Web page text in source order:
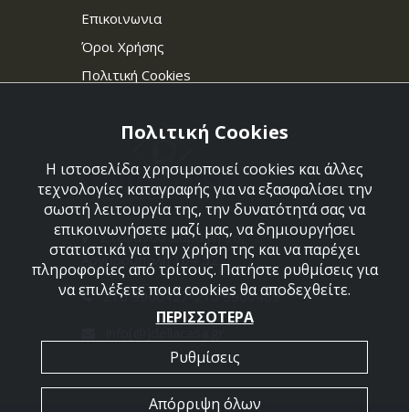
Επικοινωνια
Όροι Χρήσης
Πολιτική Cookies
Στεφάνου Σαράφη 36,
Αργυρούπολη 164 52
210 9960427-210 9960489
Πολιτική Cookies
Η ιστοσελίδα χρησιμοποιεί cookies και άλλες
τεχνολογίες καταγραφής για να εξασφαλίσει την
σωστή λειτουργία της, την δυνατότητά σας να
επικοινωνήσετε μαζί μας, να δημιουργήσει
στατιστικά για την χρήση της και να παρέχει
πληροφορίες από τρίτους. Πατήστε ρυθμίσεις για
να επιλέξετε ποια cookies θα αποδεχθείτε.
ΠΕΡΙΣΣΟΤΕΡΑ
Ρυθμίσεις
Απόρριψη όλων